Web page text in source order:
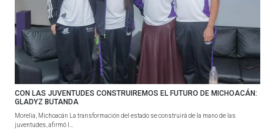
CON LAS JUVENTUDES CONSTRUIREMOS EL FUTURO DE MICHOACÁN:
GLADYZ BUTANDA
Morelia, Michoacán La transformación del estado se construirá de la mano de las
juventudes, afirmó l...